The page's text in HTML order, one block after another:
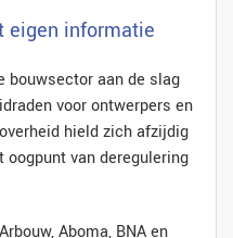
eigen informatie
bouwsector aan de slag
voor ontwerpers en
hield zich afzijdig
van deregulering
Aboma, BNA en